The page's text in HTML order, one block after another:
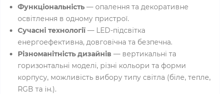
Функціональність — опалення та декоративне
освітлення в одному пристрої.
Сучасні технології — LED-підсвітка
енергоефективна, довговічна та безпечна.
Різноманітність дизайнів — вертикальні та
горизонтальні моделі, різні кольори та форми
корпусу, можливість вибору типу світла (біле, тепле,
RGB та ін.).